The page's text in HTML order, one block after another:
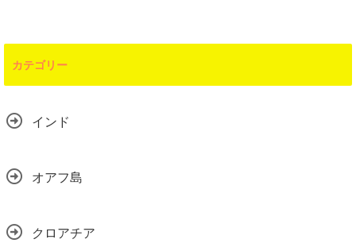
カテゴリー
インド
オアフ島
クロアチア